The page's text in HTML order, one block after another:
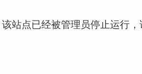
站点已经被管理员停止运行